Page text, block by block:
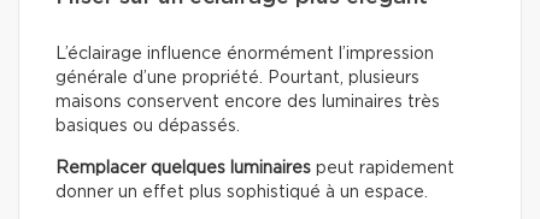
L’éclairage influence énormément l’impression
générale d’une propriété. Pourtant, plusieurs
maisons conservent encore des luminaires très
basiques ou dépassés.
Remplacer quelques luminaires peut rapidement
donner un effet plus sophistiqué à un espace.